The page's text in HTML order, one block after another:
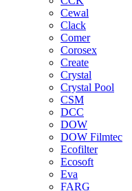
Cewal
Clack
Comer
Corosex
Create
Crystal
Crystal Pool
CSM
DCC
DOW
DOW Filmtec
Ecofilter
Ecosoft
Eva
FARG